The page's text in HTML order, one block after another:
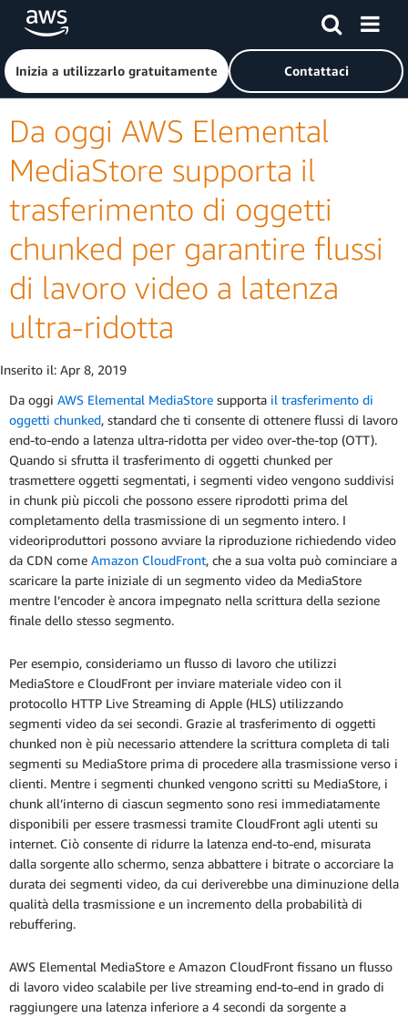
Passa al contenuto principale
Fai clic qui per tornare alla home page di Amazon Web
Inizia a utilizzarlo gratuitamente Contattaci
Da oggi AWS Elemental
MediaStore supporta il
trasferimento di oggetti
chunked per garantire flussi
di lavoro video a latenza
ultra-ridotta
Inserito il: Apr 8, 2019
Da oggi AWS Elemental MediaStore supporta il trasferimento di
oggetti chunked, standard che ti consente di ottenere flussi di lavoro
end-to-endo a latenza ultra-ridotta per video over-the-top (OTT).
Quando si sfrutta il trasferimento di oggetti chunked per
trasmettere oggetti segmentati, i segmenti video vengono suddivisi
in chunk più piccoli che possono essere riprodotti prima del
completamento della trasmissione di un segmento intero. I
videoriproduttori possono avviare la riproduzione richiedendo video
da CDN come Amazon CloudFront, che a sua volta può cominciare a
scaricare la parte iniziale di un segmento video da MediaStore
mentre l’encoder è ancora impegnato nella scrittura della sezione
finale dello stesso segmento.
Per esempio, consideriamo un flusso di lavoro che utilizzi
MediaStore e CloudFront per inviare materiale video con il
protocollo HTTP Live Streaming di Apple (HLS) utilizzando
segmenti video da sei secondi. Grazie al trasferimento di oggetti
chunked non è più necessario attendere la scrittura completa di tali
segmenti su MediaStore prima di procedere alla trasmissione verso i
clienti. Mentre i segmenti chunked vengono scritti su MediaStore, i
chunk all’interno di ciascun segmento sono resi immediatamente
disponibili per essere trasmessi tramite CloudFront agli utenti su
internet. Ciò consente di ridurre la latenza end-to-end, misurata
dalla sorgente allo schermo, senza abbattere i bitrate o accorciare la
durata dei segmenti video, da cui deriverebbe una diminuzione della
qualità della trasmissione e un incremento della probabilità di
rebuffering.
AWS Elemental MediaStore e Amazon CloudFront fissano un flusso
di lavoro video scalabile per live streaming end-to-end in grado di
raggiungere una latenza inferiore a 4 secondi da sorgente a